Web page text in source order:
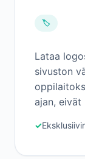
🏷️
Lataa
sivuston
ajan, eivät